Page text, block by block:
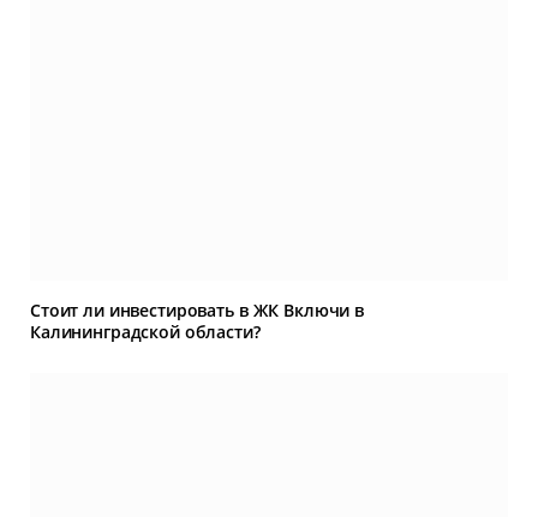
Стоит ли инвестировать в ЖК Включи в
Калининградской области?